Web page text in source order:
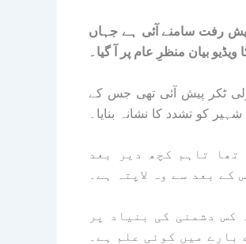
میں اہم پیش رفت سامنے آئی ہے جہاں
بیان منظرِ عام پر آ گیا۔
ٹکر پیش آئی تھی جس کے
کو تشدد کا نشانہ بنایا۔
تاہم کچھ دیر بعد
بعد سے وہ لاپتہ ہے۔
کس دشمنی کی بنیاد پر
میں کوئی علم ہے۔